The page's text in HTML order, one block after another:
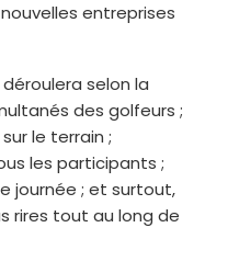
entreprises
déroulera selon la
des golfeurs ;
le terrain ;
les participants ;
journée ; et surtout,
rires tout au long de